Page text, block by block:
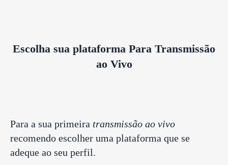
Escolha sua plataforma Para Transmissão
ao Vivo
Para a sua primeira transmissão ao vivo
recomendo escolher uma plataforma que se
adeque ao seu perfil.